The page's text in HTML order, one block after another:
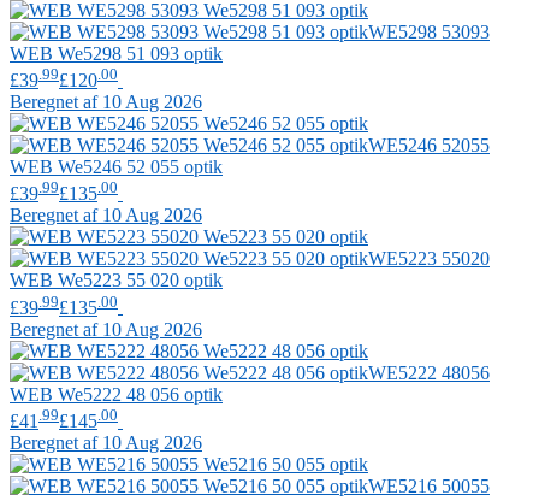
WE5298 53093
WEB We5298 51 093 optik
£39 .99£120 .00
Beregnet af 10 Aug 2026
WE5246 52055
WEB We5246 52 055 optik
£39 .99£135 .00
Beregnet af 10 Aug 2026
WE5223 55020
WEB We5223 55 020 optik
£39 .99£135 .00
Beregnet af 10 Aug 2026
WE5222 48056
WEB We5222 48 056 optik
£41 .99£145 .00
Beregnet af 10 Aug 2026
WE5216 50055